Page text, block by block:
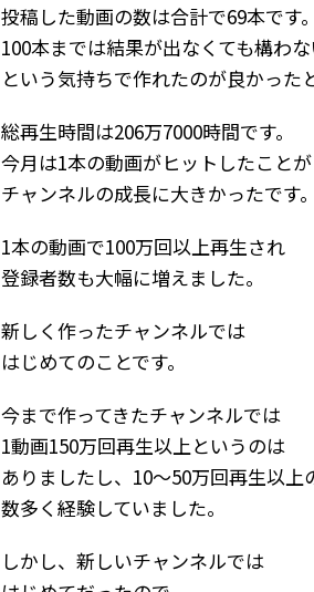
投稿した動画の数は合計で69本です。
100本までは結果が出なくても構わ
という気持ちで作れたのが良かった
総再生時間は206万7000時間です。
今月は1本の動画がヒットしたことが
チャンネルの成長に大きかったです。
1本の動画で100万回以上再生され
登録者数も大幅に増えました。
新しく作ったチャンネルでは
はじめてのことです。
今まで作ってきたチャンネルでは
1動画150万回再生以上というのは
ありましたし、10～50万回再生以上
数多く経験していました。
しかし、新しいチャンネルでは